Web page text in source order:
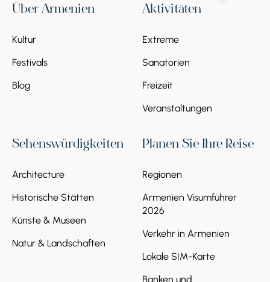
Über Armenien
Kultur
Festivals
Blog
Aktivitäten
Extreme
Sanatorien
Freizeit
Veranstaltungen
Sehenswürdigkeiten
Architecture
Historische Stätten
Künste & Museen
Natur & Landschaften
Planen Sie Ihre Reise
Regionen
Armenien Visumführer
2026
Verkehr in Armenien
Lokale SIM-Karte
Banken und